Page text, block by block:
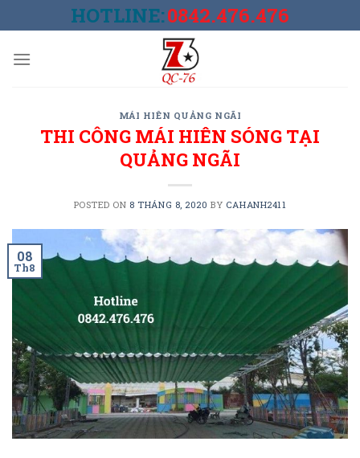
to
HOTLINE:0842.476.476
MÁI HIÊN QUẢNG NGÃI
THI CÔNG MÁI HIÊN SÓNG TẠI
QUẢNG NGÃI
POSTED ON 8 THÁNG 8, 2020 BY CAHANH2411
08
Th8